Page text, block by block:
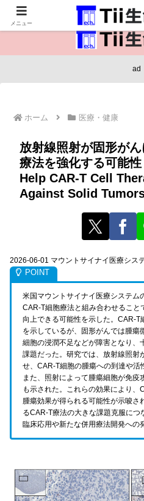
医療保健・生命・生
ad
ホーム 医療・健康
放射線照射が固形が
療法を強化する可能
Help CAR-T Cell
Against Solid
2026-06-01 マウントサイナイ医療シス
米国マウントサイナイ医療システム
CAR-T細胞療法と組み合わせること
向上できる可能性を示した。CAR-
を示しているが、固形がんでは腫瘍
細胞の浸潤不足などが障害となり、
課題だった。研究では、放射線照射
せ、CAR-T細胞の腫瘍への到達や活
また、照射によって腫瘍細胞が免疫
も示された。これらの効果により
腫瘍効果が得られる可能性が示唆さ
るCAR-T療法の大きな課題克服に
臨床応用や新たな併用療法開発への
メニュー